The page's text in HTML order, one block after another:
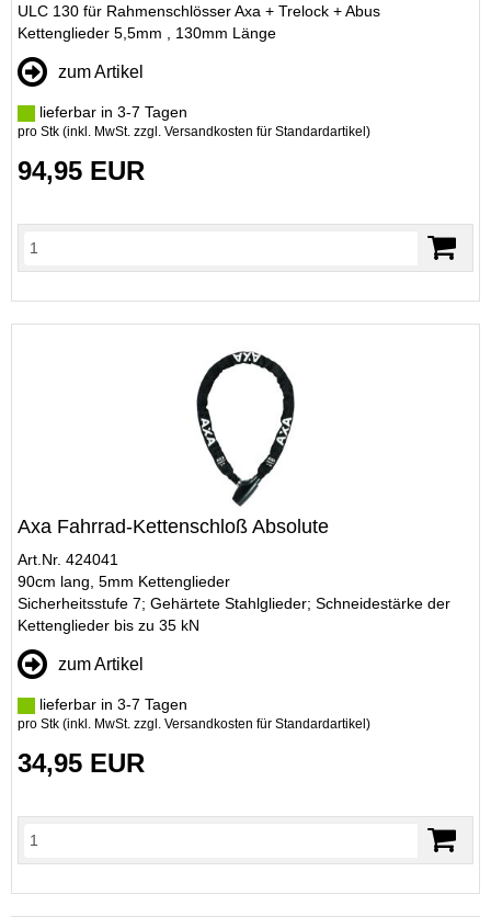
ULC 130 für Rahmenschlösser Axa + Trelock + Abus
Kettenglieder 5,5mm , 130mm Länge
zum Artikel
lieferbar in 3-7 Tagen
pro Stk (inkl. MwSt. zzgl. Versandkosten für Standardartikel )
94,95 EUR
Axa Fahrrad-Kettenschloß Absolute
Art.Nr. 424041
90cm lang, 5mm Kettenglieder
Sicherheitsstufe 7; Gehärtete Stahlglieder; Schneidestärke der
Kettenglieder bis zu 35 kN
zum Artikel
lieferbar in 3-7 Tagen
pro Stk (inkl. MwSt. zzgl. Versandkosten für Standardartikel )
34,95 EUR